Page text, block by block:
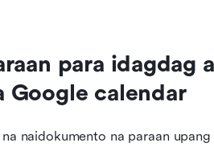
para idagdag
Google calendar
naidokumento na paraan